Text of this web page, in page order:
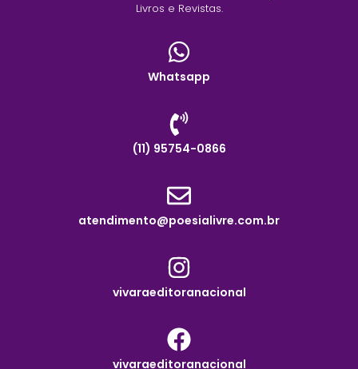
Livros e Revistas.
Whatsapp
(11) 95754-0866
atendimento@poesialivre.com.br
vivaraeditoranacional
vivaraeditoranacional